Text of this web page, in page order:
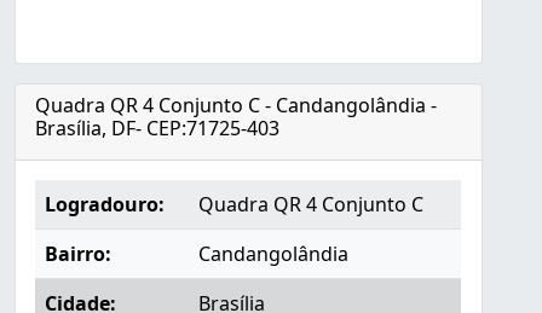
Quadra QR 4 Conjunto C - Candangolândia -
Brasília, DF- CEP:71725-403
Logradouro:
Quadra QR 4 Conjunto C
Bairro:
Candangolândia
Cidade:
Brasília